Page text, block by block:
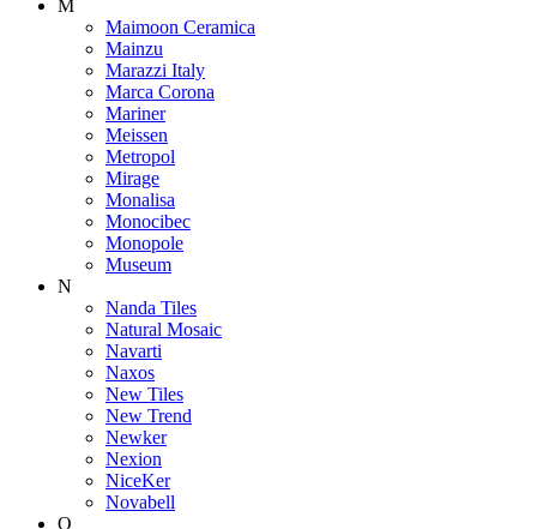
M
Maimoon Ceramica
Mainzu
Marazzi Italy
Marca Corona
Mariner
Meissen
Metropol
Mirage
Monalisa
Monocibec
Monopole
Museum
N
Nanda Tiles
Natural Mosaic
Navarti
Naxos
New Tiles
New Trend
Newker
Nexion
NiceKer
Novabell
O